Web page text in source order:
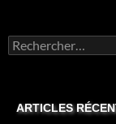
Rechercher :
ARTICLES